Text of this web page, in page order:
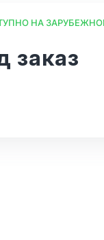
НА
заказ